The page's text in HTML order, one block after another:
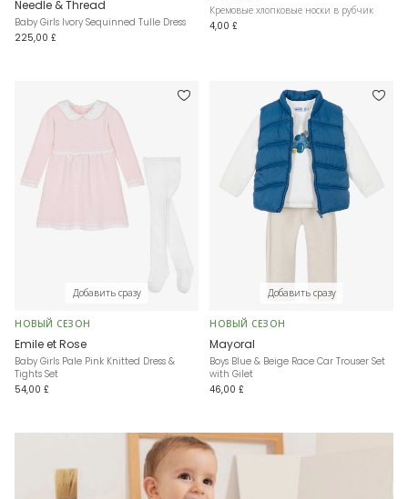
Needle & Thread
Baby Girls Ivory Sequinned Tulle Dress
225,00 £
Кремовые хлопковые носки в рубчик
4,00 £
Добавить сразу
НОВЫЙ СЕЗОН
Emile et Rose
Baby Girls Pale Pink Knitted Dress &
Tights Set
54,00 £
Добавить сразу
НОВЫЙ СЕЗОН
Mayoral
Boys Blue & Beige Race Car Trouser Set
with Gilet
46,00 £